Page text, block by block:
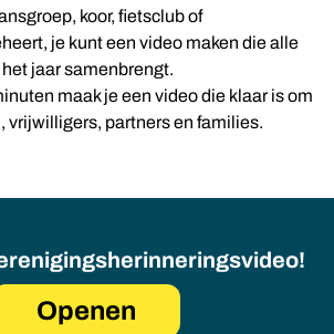
koor, fietsclub of
je kunt een video maken die alle
jaar samenbrengt.
maak je een video die klaar is om
vrijwilligers, partners en families.
Openen